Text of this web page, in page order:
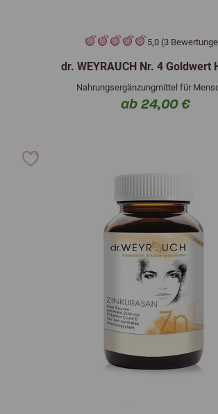
5,0 (3
dr. WEYRAUCH Nr. 4 Goldwert
Nahrungsergänzungmittel für
ab 24,00 €